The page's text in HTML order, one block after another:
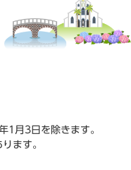
1月3日を除きます。
ます。